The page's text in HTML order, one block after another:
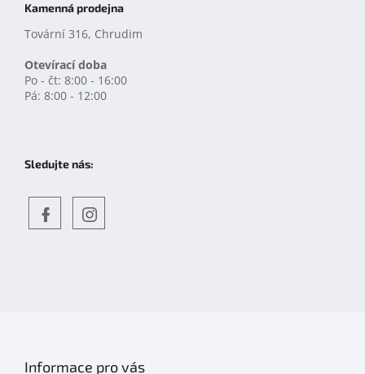
Kamenná prodejna
Tovární 316, Chrudim
Otevírací doba
Po - čt: 8:00 - 16:00
Pá: 8:00 - 12:00
Sledujte nás:
Informace pro vás